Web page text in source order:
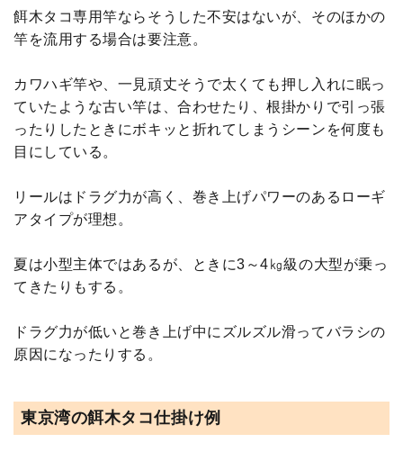
餌木タコ専用竿ならそうした不安はないが、そのほかの
竿を流用する場合は要注意。
カワハギ竿や、一見頑丈そうで太くても押し入れに眠っ
ていたような古い竿は、合わせたり、根掛かりで引っ張
ったりしたときにボキッと折れてしまうシーンを何度も
目にしている。
リールはドラグ力が高く、巻き上げパワーのあるローギ
アタイプが理想。
夏は小型主体ではあるが、ときに3～4㎏級の大型が乗っ
てきたりもする。
ドラグ力が低いと巻き上げ中にズルズル滑ってバラシの
原因になったりする。
東京湾の餌木タコ仕掛け例